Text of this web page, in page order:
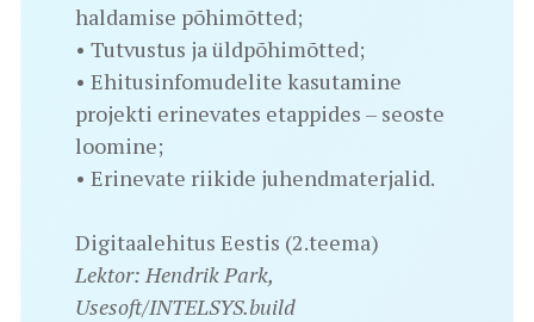
haldamise põhimõtted;
• Tutvustus ja üldpõhimõtted;
• Ehitusinfomudelite kasutamine
projekti erinevates etappides – seoste
loomine;
• Erinevate riikide juhendmaterjalid.
Digitaalehitus Eestis (2.teema)
Lektor: Hendrik Park,
Usesoft/INTELSYS.build